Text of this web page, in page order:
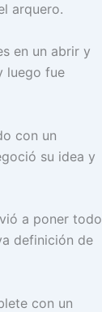
arquero.
en un abrir y
luego fue
con un
su idea y
a poner todo
definición de
con un